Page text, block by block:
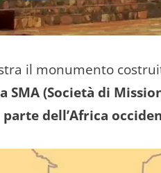
il monumento
SMA (Società di
dell’Africa